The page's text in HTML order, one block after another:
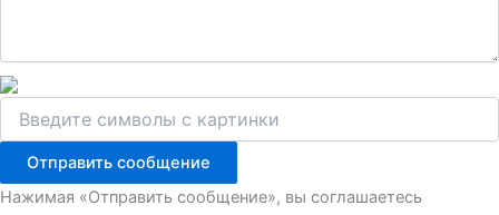
Отправить сообщение
Нажимая «Отправить сообщение», вы соглашаетесь